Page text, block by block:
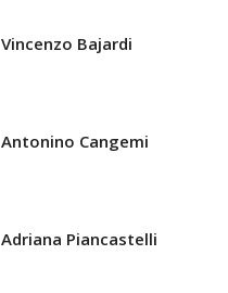
Vincenzo Bajardi
Antonino Cangemi
Adriana Piancastelli